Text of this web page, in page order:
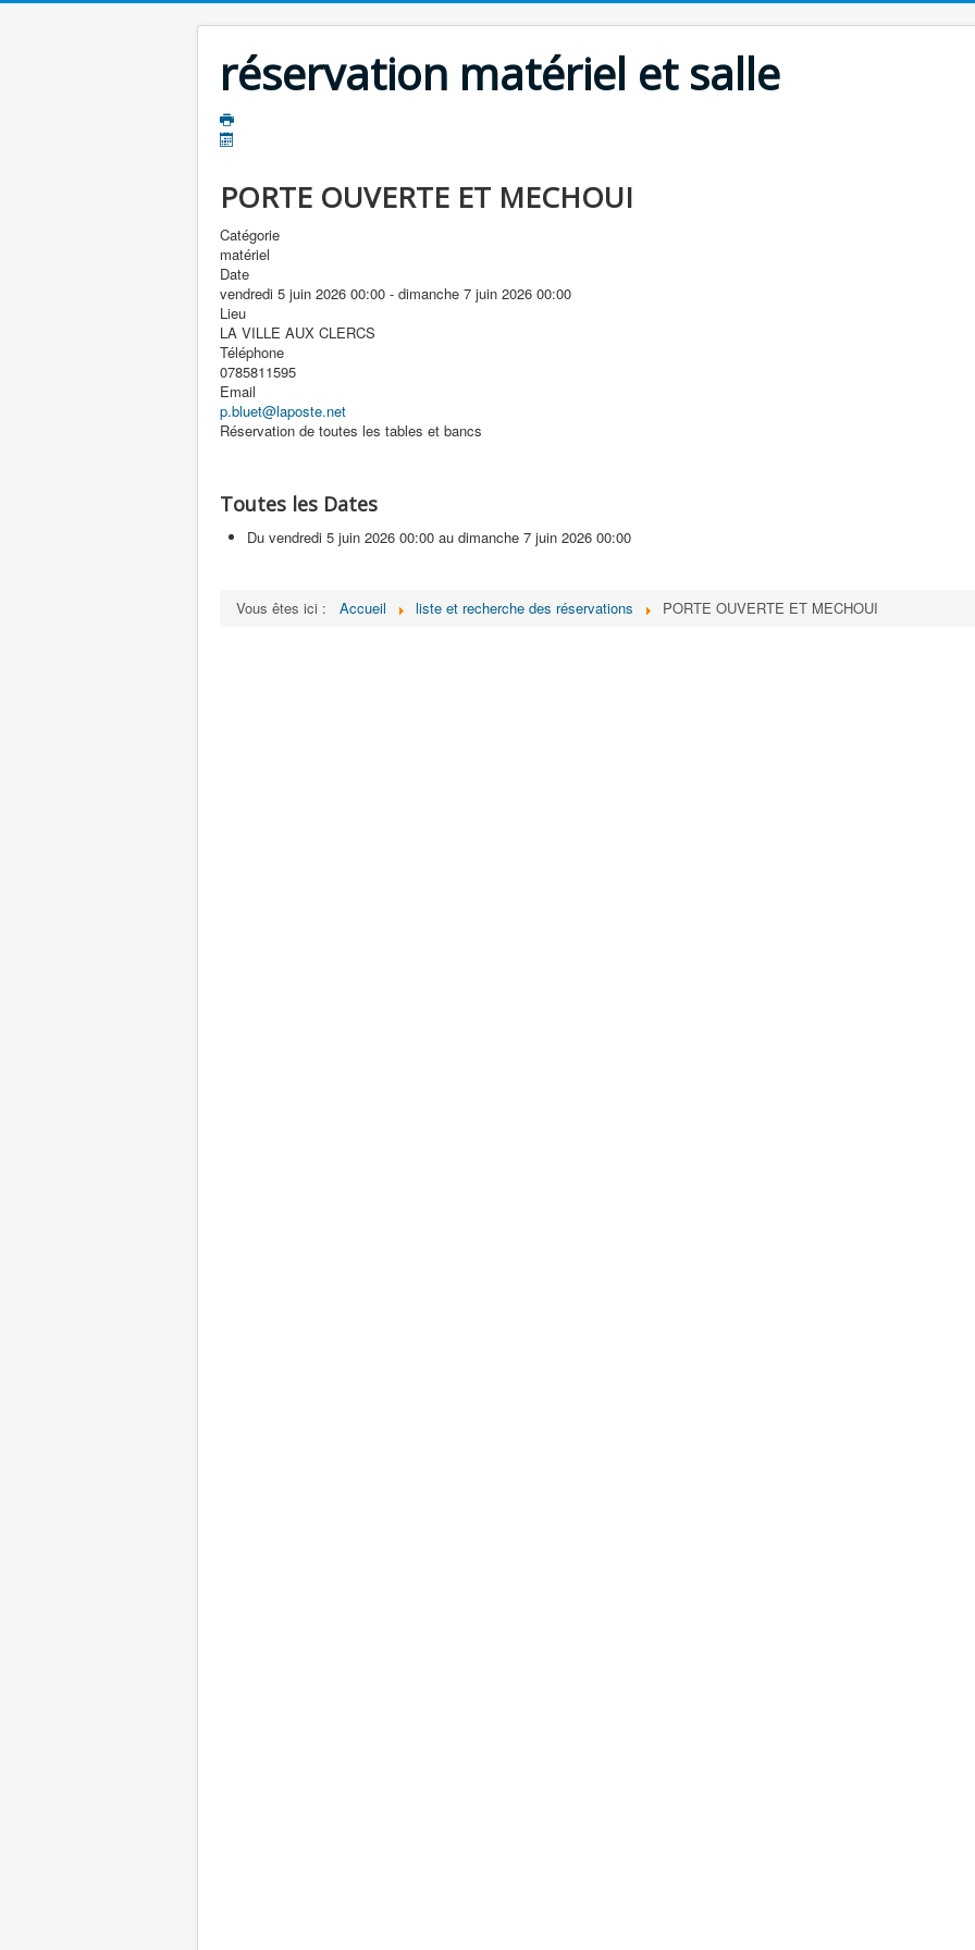
réservation matériel et salle
PORTE OUVERTE ET MECHOUI
Catégorie
matériel
Date
vendredi 5 juin 2026 00:00 - dimanche 7 juin 2026 00:00
Lieu
LA VILLE AUX CLERCS
Téléphone
0785811595
Email
p.bluet@laposte.net
Réservation de toutes les tables et bancs
Toutes les Dates
Du vendredi 5 juin 2026 00:00 au dimanche 7 juin 2026 00:00
Vous êtes ici : Accueil liste et recherche des réservations PORTE OUVERTE ET MECHOUI